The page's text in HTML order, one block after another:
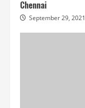
Chennai
September 29, 2021